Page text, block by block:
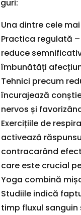
Una dintre cele
Practica regulată
reduce
îmbunătăți
Tehnici precum
încurajează
nervos și
Exercițiile de
activează
contracarând
care este crucial
Yoga combină
Studiile indică
timp fluxul